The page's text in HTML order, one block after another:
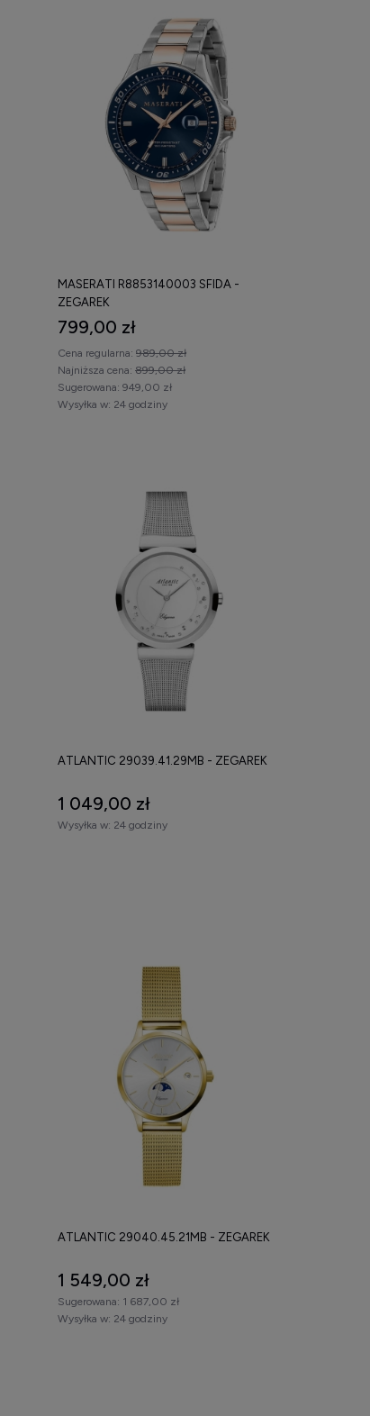
MASERATI R8853140003 SFIDA -
ZEGAREK
799,00 zł
Cena regularna: 989,00 zł
Najniższa cena: 899,00 zł
Wysyłka w: 24 godziny
Sugerowana: 949,00 zł
ATLANTIC 29039.41.29MB - ZEGAREK
1 049,00 zł
Wysyłka w: 24 godziny
ATLANTIC 29040.45.21MB - ZEGAREK
1 549,00 zł
Wysyłka w: 24 godziny
Sugerowana: 1 687,00 zł